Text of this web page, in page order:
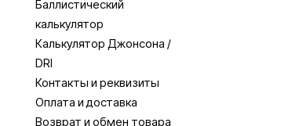
Баллистический
калькулятор
Калькулятор Джонсона /
DRI
Контакты и реквизиты
Оплата и доставка
Возврат и обмен товара